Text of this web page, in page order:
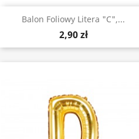
Balon Foliowy Litera "C",...
2,90 zł